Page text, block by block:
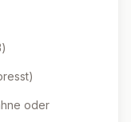
)
)
oder